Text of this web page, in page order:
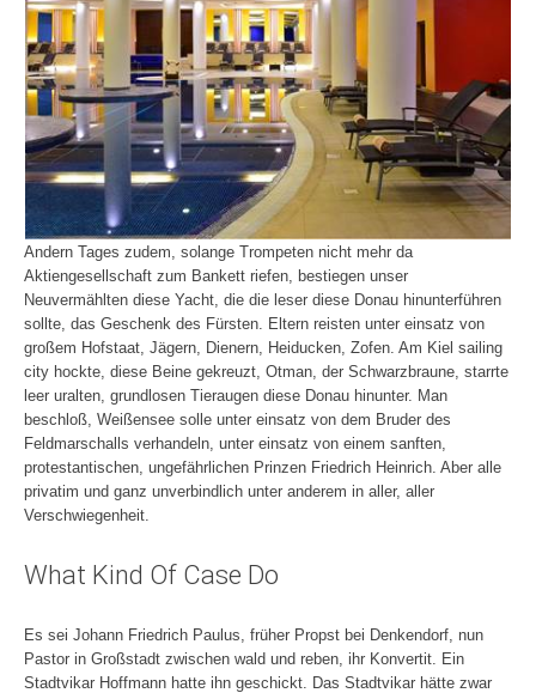
Andern Tages zudem, solange Trompeten nicht mehr da
Aktiengesellschaft zum Bankett riefen, bestiegen unser
Neuvermählten diese Yacht, die die leser diese Donau hinunterführen
sollte, das Geschenk des Fürsten. Eltern reisten unter einsatz von
großem Hofstaat, Jägern, Dienern, Heiducken, Zofen. Am Kiel sailing
city hockte, diese Beine gekreuzt, Otman, der Schwarzbraune, starrte
leer uralten, grundlosen Tieraugen diese Donau hinunter. Man
beschloß, Weißensee solle unter einsatz von dem Bruder des
Feldmarschalls verhandeln, unter einsatz von einem sanften,
protestantischen, ungefährlichen Prinzen Friedrich Heinrich. Aber alle
privatim und ganz unverbindlich unter anderem in aller, aller
Verschwiegenheit.
What Kind Of Case Do
Es sei Johann Friedrich Paulus, früher Propst bei Denkendorf, nun
Pastor in Großstadt zwischen wald und reben, ihr Konvertit. Ein
Stadtvikar Hoffmann hatte ihn geschickt. Das Stadtvikar hätte zwar